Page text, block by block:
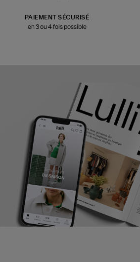
PAIEMENT SÉCURISÉ
en 3 ou 4 fois possible